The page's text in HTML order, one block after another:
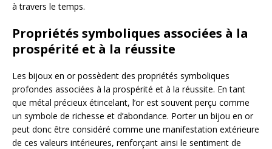
à travers le temps.
Propriétés symboliques associées à la
prospérité et à la réussite
Les bijoux en or possèdent des propriétés symboliques
profondes associées à la prospérité et à la réussite. En tant
que métal précieux étincelant, l’or est souvent perçu comme
un symbole de richesse et d’abondance. Porter un bijou en or
peut donc être considéré comme une manifestation extérieure
de ces valeurs intérieures, renforçant ainsi le sentiment de